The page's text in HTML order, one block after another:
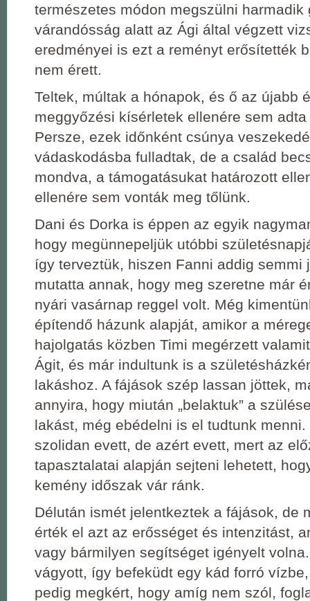
természetes módon megszülni harmadik
várandósság alatt az Ági által végzett
eredményei is ezt a reményt erősítették
nem érett.
Teltek, múltak a hónapok, és ő az újabb
meggyőzési kísérletek ellenére sem
Persze, ezek időnként csúnya
vádaskodásba fulladtak, de a család
mondva, a támogatásukat határozott
ellenére sem vonták meg tőlünk.
Dani és Dorka is éppen az egyik
hogy megünnepeljük utóbbi
így terveztük, hiszen Fanni addig semmi
mutatta annak, hogy meg szeretne már
nyári vasárnap reggel volt. Még
építendő házunk alapját, amikor a
hajolgatás közben Timi megérzett
Ágit, és már indultunk is a
lakáshoz. A fájások szép lassan jöttek,
annyira, hogy miután „belaktuk” a
lakást, még ebédelni is el tudtunk
szolidan evett, de azért evett, mert az
tapasztalatai alapján sejteni lehetett,
kemény időszak vár ránk.
Délután ismét jelentkeztek a fájások, de
érték el azt az erősséget és intenzitást,
vagy bármilyen segítséget igényelt
vágyott, így befeküdt egy kád forró
pedig megkért, hogy amíg nem szól,